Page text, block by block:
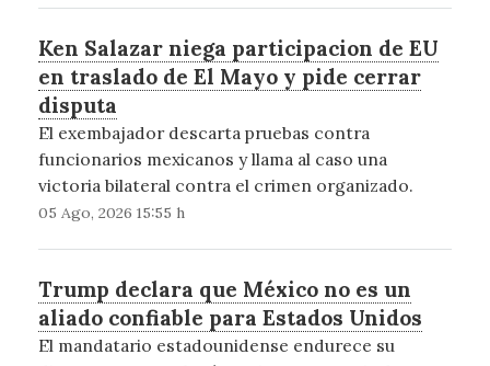
Ken Salazar niega participacion de EU
en traslado de El Mayo y pide cerrar
disputa
El exembajador descarta pruebas contra
funcionarios mexicanos y llama al caso una
victoria bilateral contra el crimen organizado.
05 Ago, 2026 15:55 h
Trump declara que México no es un
aliado confiable para Estados Unidos
El mandatario estadounidense endurece su